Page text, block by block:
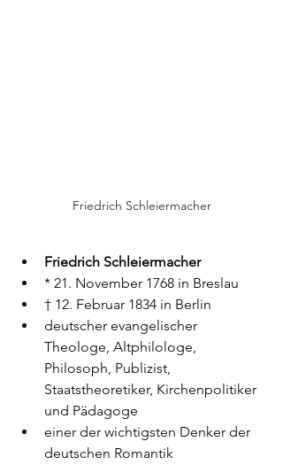
Friedrich Schleiermacher
Friedrich Schleiermacher
* 21. November 1768 in Breslau
† 12. Februar 1834 in Berlin
deutscher evangelischer
Theologe, Altphilologe,
Philosoph, Publizist,
Staatstheoretiker, Kirchenpolitiker
und Pädagoge
einer der wichtigsten Denker der
deutschen Romantik